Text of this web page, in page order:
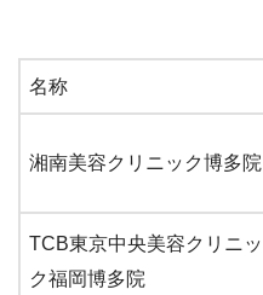
名称
湘南美容クリニック博多院
TCB東京中央美容クリニッ
ク福岡博多院